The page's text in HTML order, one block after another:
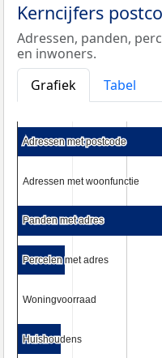
Kerncijfers
Adressen, panden,
en inwoners.
Grafiek
Tabel
Adressen met postcode
Adressen met postcode
Adressen met woonfunctie
Adressen met woonfunctie
Panden met adres
Panden met adres
Percelen met adres
Percelen met adres
Woningvoorraad
Woningvoorraad
Huishoudens
Huishoudens